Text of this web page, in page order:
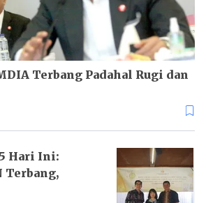
Terbang Padahal Rugi dan
Hari Ini:
Terbang,